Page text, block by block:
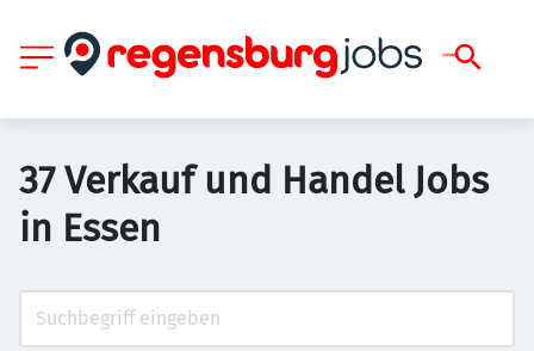
37 Verkauf und Handel Jobs
in Essen